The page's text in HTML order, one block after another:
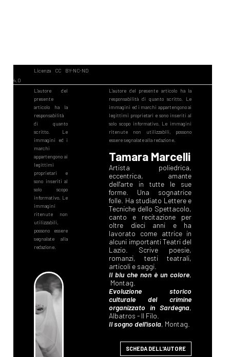
Tamara Marcelli
Artista poliedrica,
eccentrica, amante
dell'arte in tutte le sue
forme. Una sognatrice
folle. Ha studiato Lettere e
Tecniche dello Spettacolo,
canto e recitazione per
oltre dieci anni e ha
lavorato come attrice in
alcuni importanti Teatri del
Lazio. Scrive poesie,
romanzi, testi teatrali,
articoli e saggi.
Il blu che non è un colore,
Montag.
Evoluzione storico
culturale del crimine
organizzato in Sardegna,
Albatros - Il Filo.
Il sogno dell'isola, Montag.
SCHEDA DELL'AUTORE